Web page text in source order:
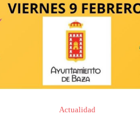
Actualidad